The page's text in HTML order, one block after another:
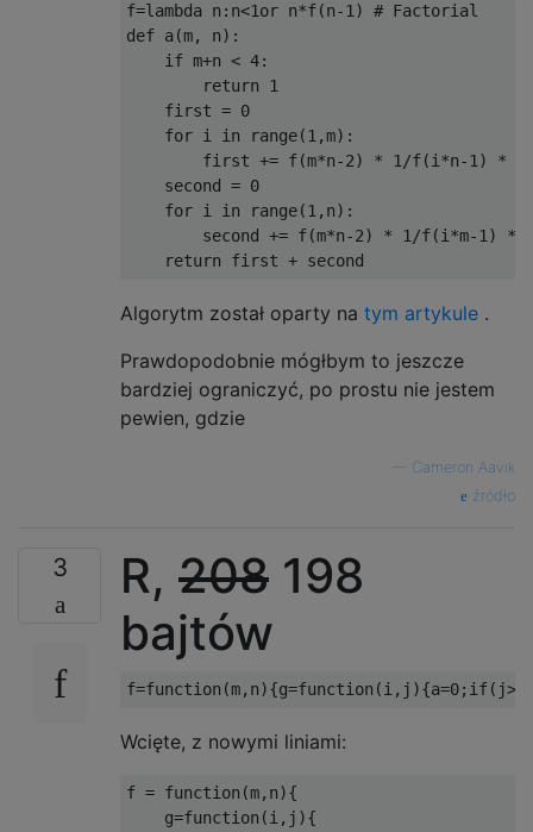
f=lambda n:n<1or n*f(n-1) # Factorial
def a(m, n):
    if m+n < 4:
        return 1
    first = 0
    for i in range(1,m):
first += f(m*n-2) * 1/f(i*n-1) *
    second = 0
    for i in range(1,n):
second += f(m*n-2) * 1/f(i*m-1) *
Algorytm został oparty na tym artykule .
Prawdopodobnie mógłbym to jeszcze
bardziej ograniczyć, po prostu nie jestem
pewien, gdzie
Cameron Aavik
źródło
3 R, 208 198
bajtów
Wcięte, z nowymi liniami:
f = function(m,n){
    g=function(i,j){